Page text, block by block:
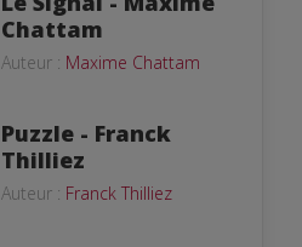
Chattam
Auteur : Maxime Chattam
Puzzle - Franck
Thilliez
Auteur : Franck Thilliez